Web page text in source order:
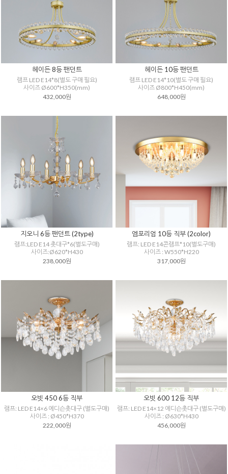
헤이든 8등 팬던트
램프 LED E14*8(별도 구매 필요)
사이즈 Ø600*H350(mm)
432,000원
헤이든 10등 팬던트
램프 LED E14*10(별도 구매 필요)
사이즈 Ø800*H450(mm)
648,000원
지오니 6등 팬던트 (2type)
램프:LED E14 촛대구*6(별도구매)
사이즈:Ø620*H430
238,000원
엠포리엄 10등 직부 (2color)
램프: LED E14콘램프*10(별도구매)
사이즈 : W550*H220
317,000원
오빗 450 6등 직부
램프: LED E14×6 에디슨촛대구 (별도구매)
사이즈 : Ø450*H370
222,000원
오빗 600 12등 직부
램프: LED E14×12 에디슨촛대구 (별도구매)
사이즈 : Ø630*H430
456,000원